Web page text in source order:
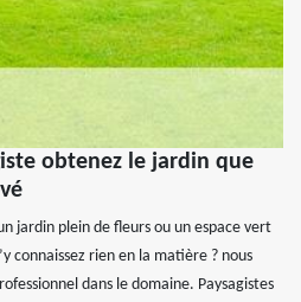
obtenez le jardin que
jardin plein de fleurs ou un espace vert
connaissez rien en la matière ? nous
dans le domaine. Paysagistes